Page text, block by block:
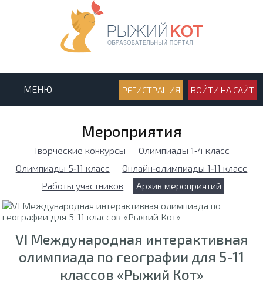
МЕНЮ РЕГИСТРАЦИЯ ВОЙТИ НА САЙТ
Мероприятия
Творческие конкурсы
Олимпиады 1‑4 класс
Олимпиады 5‑11 класс
Онлайн‑олимпиады 1‑11 класс
Работы участников
Архив мероприятий
VI Международная интерактивная
олимпиада по географии для 5-11
классов «Рыжий Кот»